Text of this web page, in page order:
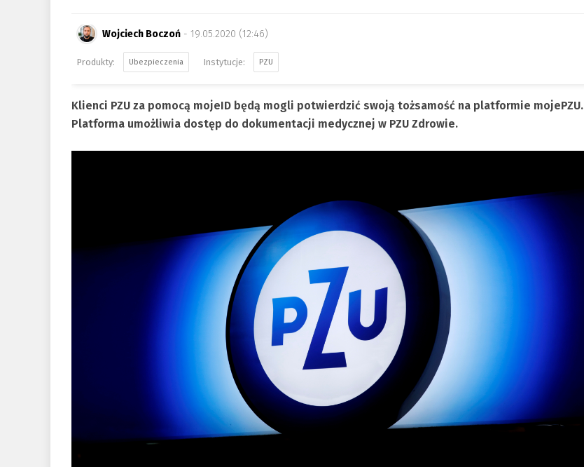
Wojciech Boczoń - 19.05.2020 (12:46)
Ubezpieczenia PZU
Klienci PZU za pomocą mojeID będą mogli potwierdzić swoją tożsamość na platformie mojePZU.
Platforma umożliwia dostęp do dokumentacji medycznej w PZU Zdrowie.